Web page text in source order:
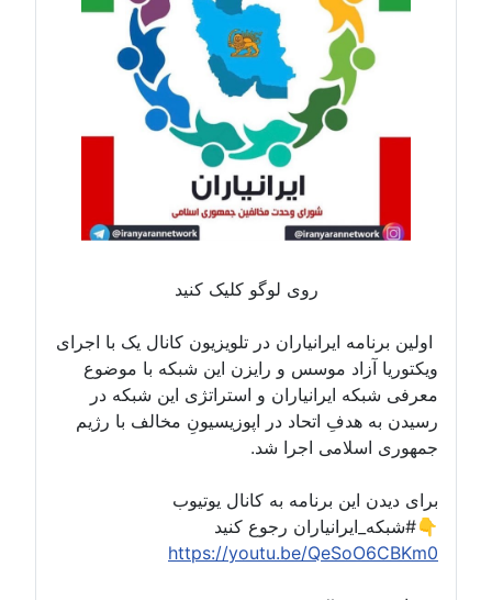
روی لوگو کلیک کنید
اولین برنامه ایرانیاران در تلویزیون کانال یک با اجرای
ویکتوریا آزاد موسس و رایزن این شبکه با موضوع
معرفی شبکه ایرانیاران و استراتژی این شبکه در
رسیدن به هدفِ اتحاد در اپوزیسیونِ مخالف با رژیم
جمهوری اسلامی اجرا شد.
برای دیدن این برنامه به کانال یوتیوب
#شبکه_ایرانیاران رجوع کنید👇
https://youtu.be/QeSoO6CBKm0